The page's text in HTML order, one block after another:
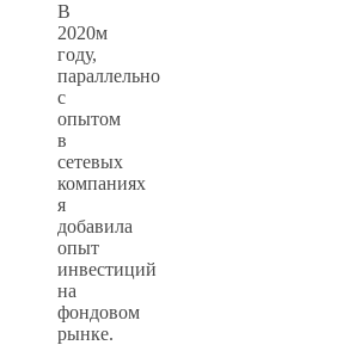
В
2020м
году,
параллельно
с
опытом
в
сетевых
компаниях
я
добавила
опыт
инвестиций
на
фондовом
рынке.